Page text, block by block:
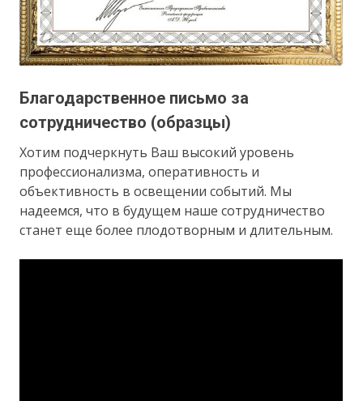
Благодарственное письмо за
сотрудничество (образцы)
Хотим подчеркнуть Ваш высокий уровень
профессионализма, оперативность и
объективность в освещении событий. Мы
надеемся, что в будущем наше сотрудничество
станет еще более плодотворным и длительным.